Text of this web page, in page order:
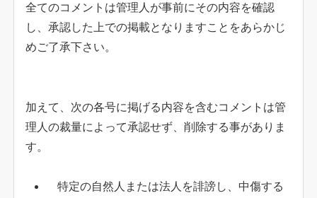
全てのコメントは管理人が事前にその内容を確認
し、承認した上での掲載となりますことをあらかじ
めご了承下さい。
加えて、次の各号に掲げる内容を含むコメントは管
理人の裁量によって承認せず、削除する事がありま
す。
特定の自然人または法人を誹謗し、中傷する